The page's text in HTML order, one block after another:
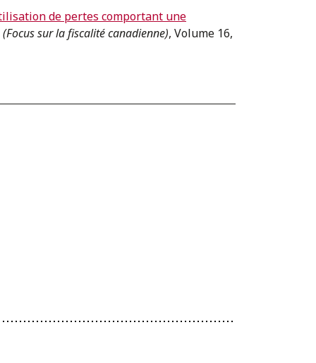
de pertes comportant une
(Focus sur la fiscalité canadienne), Volume 16,